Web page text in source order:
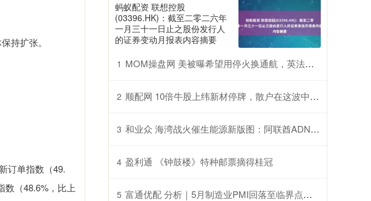
持扩张。
订单指数（49.
数（48.6%，比上
蚂蚁配资 联想控股
(03396.HK)：截至二零二六年
一月三十一日止之股份发行人
的证券变动月报表内容摘要
1 MOM操盘网 美被曝希望用停火换通航，英法拉30国“自己想办法”
2 顺配网 10倍牛股上纬新材停牌，散户在这波中到底赚了多少？
3 和业众 海湾战火催生能源新版图：阿联酋ADNOC拟斥资数百亿美元布局美国天然气业务
4 盈利通 《钟鼓楼》特种邮票摘得桂冠
5 富通优配 分析｜5月制造业PMI回落至临界点，高技术制造业PMI连续16个月位于扩张区间